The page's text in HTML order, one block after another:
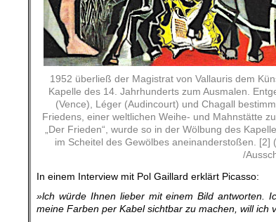
1952 überließ der Magistrat von Vallauris dem
Kapelle des 14. Jahrhunderts zum Ausmalen.
(Vence), Léger (Audincourt) und Chagall
Friedens, einer weltlichen Weihe- und Mahnstätte
„Der Frieden“, wurde so in der Wölbung des
im Scheitel des Gewölbes aneinanderstoßen. [2]
/
In einem Interview mit Pol Gaillard erklärt Picasso:
»lch würde Ihnen lieber mit einem Bild antworten.
meine Farben per Kabel sichtbar zu machen, will ich